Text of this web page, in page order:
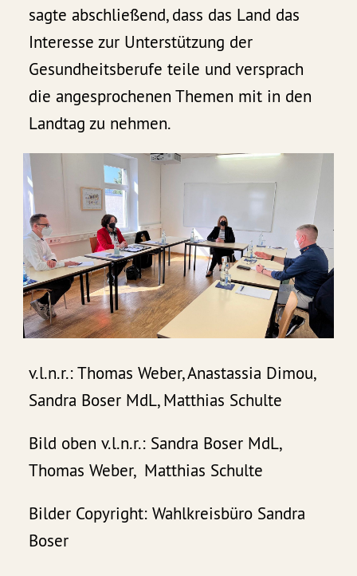
sagte abschließend, dass das Land das
Interesse zur Unterstützung der
Gesundheitsberufe teile und versprach
die angesprochenen Themen mit in den
Landtag zu nehmen.
v.l.n.r.: Thomas Weber, Anastassia Dimou,
Sandra Boser MdL, Matthias Schulte
Bild oben v.l.n.r.: Sandra Boser MdL,
Thomas Weber, Matthias Schulte
Bilder Copyright: Wahlkreisbüro Sandra
Boser